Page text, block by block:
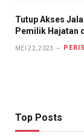
Tutup Akses
Pemilik Hajatan
MEI 22, 2023
Top Posts